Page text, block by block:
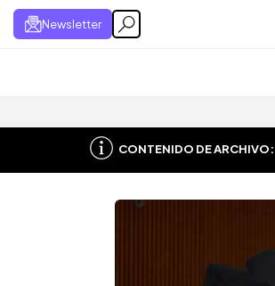
Newsletter
CONTENIDO DE ARCHIVO: